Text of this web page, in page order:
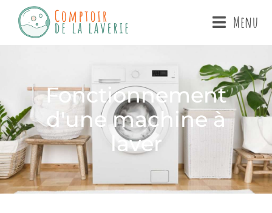
Menu
Fonctionnement
d'une machine à
laver